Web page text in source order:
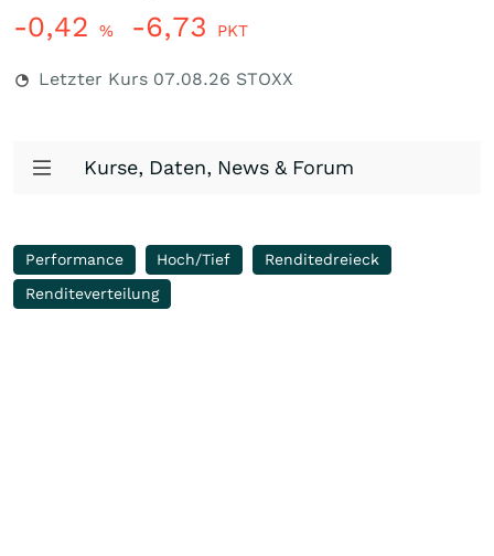
-0,42 % -6,73 PKT
Letzter Kurs 07.08.26 STOXX
Kurse, Daten, News & Forum
Performance Hoch/Tief
Renditedreieck
Renditeverteilung